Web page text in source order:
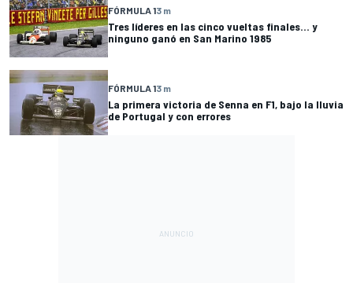
FÓRMULA 13 m
Tres líderes en las cinco vueltas finales... y
ninguno ganó en San Marino 1985
FÓRMULA 13 m
La primera victoria de Senna en F1, bajo la lluvia
de Portugal y con errores